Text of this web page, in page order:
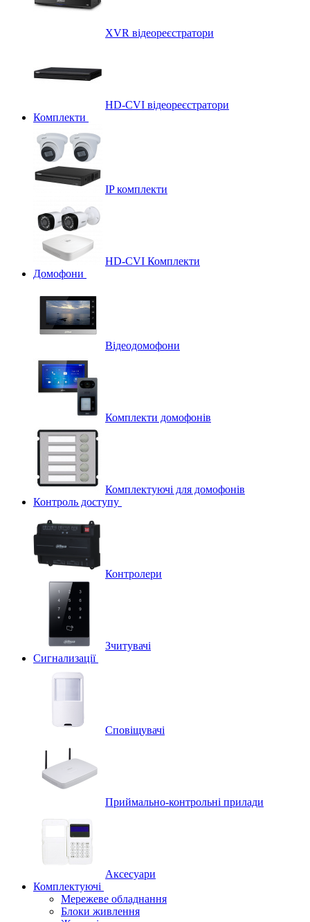
XVR відеореєстратори
HD-CVI відеореєстратори
Комплекти
IP комплекти
HD-CVI Комплекти
Домофони
Відеодомофони
Комплекти домофонів
Комплектуючі для домофонів
Контроль доступу
Контролери
Зчитувачі
Сигнализації
Сповіщувачі
Приймально-контрольні прилади
Аксесуари
Комплектуючі
Мережеве обладнання
Блоки живлення